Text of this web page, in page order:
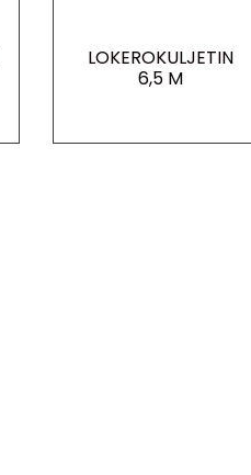
LOKEROKULJETIN
6,5 M